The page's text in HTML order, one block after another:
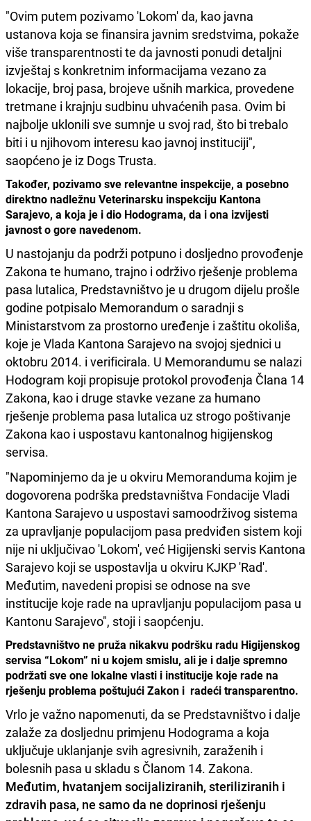
"Ovim putem pozivamo 'Lokom' da, kao javna
ustanova koja se finansira javnim sredstvima, pokaže
više transparentnosti te da javnosti ponudi detaljni
izvještaj s konkretnim informacijama vezano za
lokacije, broj pasa, brojeve ušnih markica, provedene
tretmane i krajnju sudbinu uhvaćenih pasa. Ovim bi
najbolje uklonili sve sumnje u svoj rad, što bi trebalo
biti i u njihovom interesu kao javnoj instituciji",
saopćeno je iz Dogs Trusta.
Također, pozivamo sve relevantne inspekcije, a posebno
direktno nadležnu Veterinarsku inspekciju Kantona
Sarajevo, a koja je i dio Hodograma, da i ona izvijesti
javnost o gore navedenom.
U nastojanju da podrži potpuno i dosljedno provođenje
Zakona te humano, trajno i održivo rješenje problema
pasa lutalica, Predstavništvo je u drugom dijelu prošle
godine potpisalo Memorandum o saradnji s
Ministarstvom za prostorno uređenje i zaštitu okoliša,
koje je Vlada Kantona Sarajevo na svojoj sjednici u
oktobru 2014. i verificirala. U Memorandumu se nalazi
Hodogram koji propisuje protokol provođenja Člana 14
Zakona, kao i druge stavke vezane za humano
rješenje problema pasa lutalica uz strogo poštivanje
Zakona kao i uspostavu kantonalnog higijenskog
servisa.
"Napominjemo da je u okviru Memoranduma kojim je
dogovorena podrška predstavništva Fondacije Vladi
Kantona Sarajevo u uspostavi samoodrživog sistema
za upravljanje populacijom pasa predviđen sistem koji
nije ni uključivao 'Lokom', već Higijenski servis Kantona
Sarajevo koji se uspostavlja u okviru KJKP 'Rad'.
Međutim, navedeni propisi se odnose na sve
institucije koje rade na upravljanju populacijom pasa u
Kantonu Sarajevo", stoji i saopćenju.
Predstavništvo ne pruža nikakvu podršku radu Higijenskog
servisa “Lokom” ni u kojem smislu, ali je i dalje spremno
podržati sve one lokalne vlasti i institucije koje rade na
rješenju problema poštujući Zakon i radeći transparentno.
Vrlo je važno napomenuti, da se Predstavništvo i dalje
zalaže za dosljednu primjenu Hodograma a koja
uključuje uklanjanje svih agresivnih, zaraženih i
bolesnih pasa u skladu s Članom 14. Zakona.
Međutim, hvatanjem socijaliziranih, steriliziranih i
zdravih pasa, ne samo da ne doprinosi rješenju